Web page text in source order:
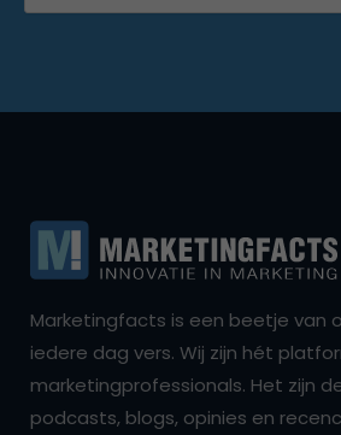
Marketingfacts is een beetje van
iedere dag vers. Wij zijn hét
marketingprofessionals. Het zijn
podcasts, blogs, opinies en